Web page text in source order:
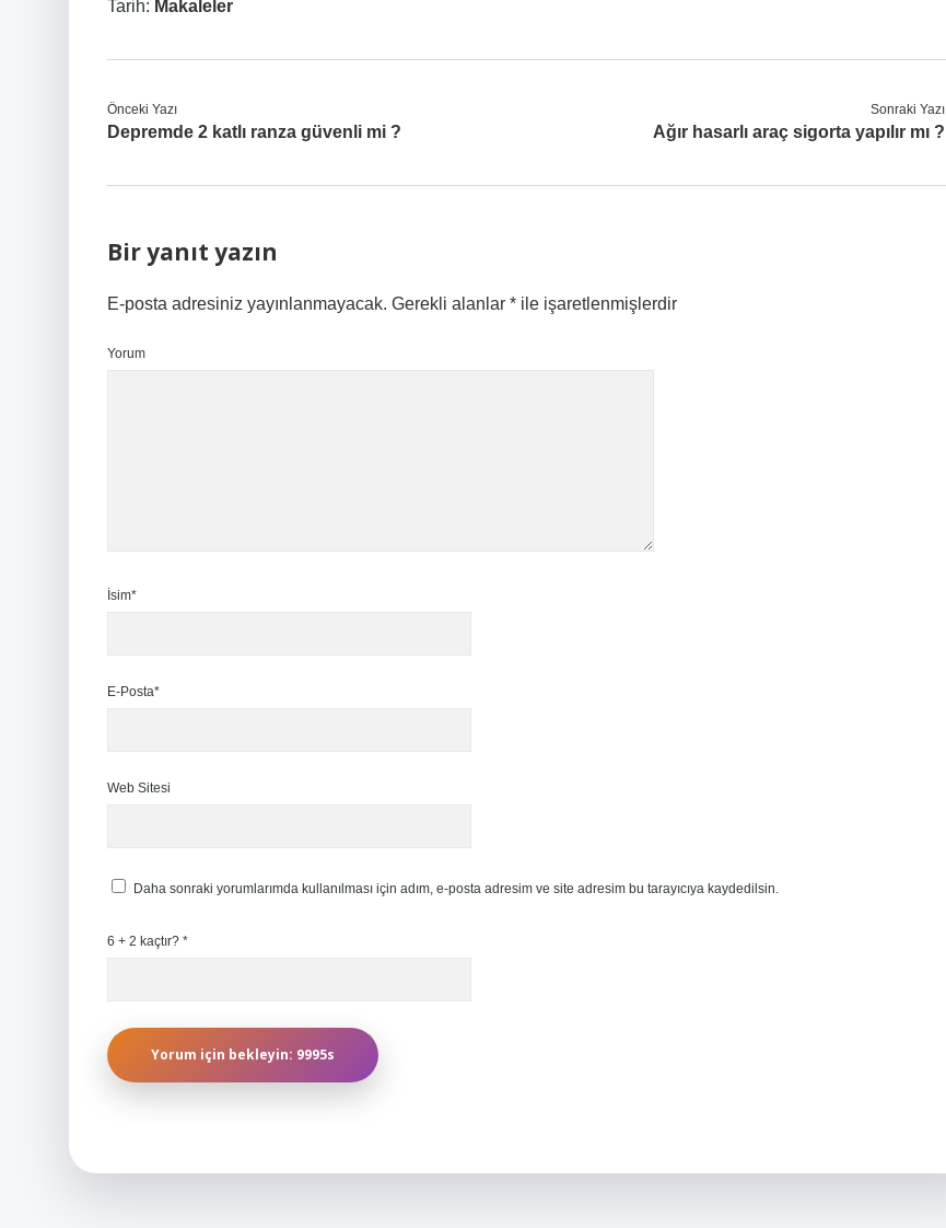
Tarih: Makaleler
Önceki Yazı
Depremde 2 katlı ranza güvenli mi ?
Sonraki Yazı
Ağır hasarlı araç sigorta yapılır mı ?
Bir yanıt yazın
E-posta adresiniz yayınlanmayacak. Gerekli alanlar * ile işaretlenmişlerdir
Yorum
İsim*
E-Posta*
Web Sitesi
Daha sonraki yorumlarımda kullanılması için adım, e-posta adresim ve site adresim bu tarayıcıya kaydedilsin.
6 + 2 kaçtır? *